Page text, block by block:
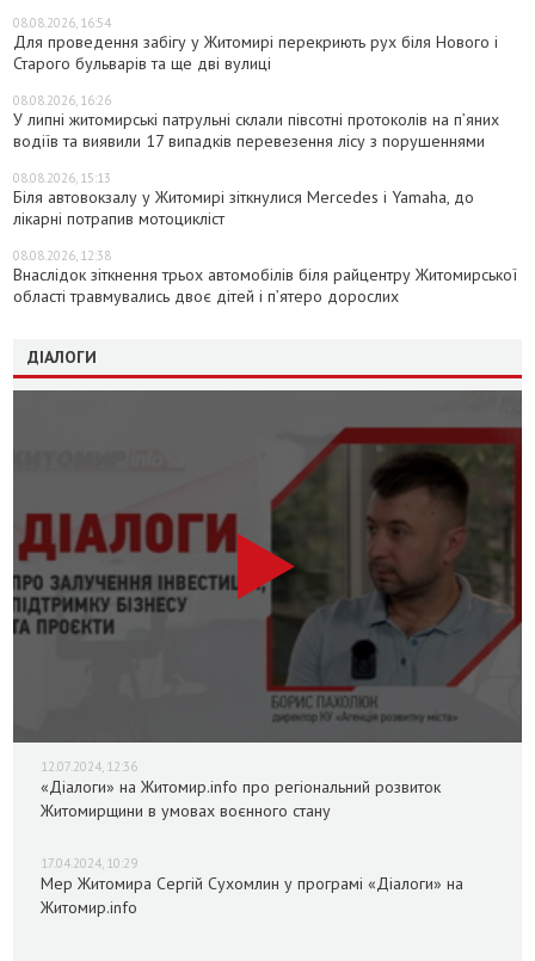
08.08.2026, 16:54
Для проведення забігу у Житомирі перекриють рух біля Нового і
Старого бульварів та ще дві вулиці
08.08.2026, 16:26
У липні житомирські патрульні склали півсотні протоколів на пʼяних
водіїв та виявили 17 випадків перевезення лісу з порушеннями
08.08.2026, 15:13
Біля автовокзалу у Житомирі зіткнулися Mercedes і Yamaha, до
лікарні потрапив мотоцикліст
08.08.2026, 12:38
Внаслідок зіткнення трьох автомобілів біля райцентру Житомирської
області травмувались двоє дітей і пʼятеро дорослих
ДІАЛОГИ
12.07.2024, 12:36
«Діалоги» на Житомир.info про регіональний розвиток
Житомирщини в умовах воєнного стану
17.04.2024, 10:29
Мер Житомира Сергій Сухомлин у програмі «Діалоги» на
Житомир.info